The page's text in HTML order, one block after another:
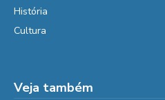
História
Cultura
Veja também